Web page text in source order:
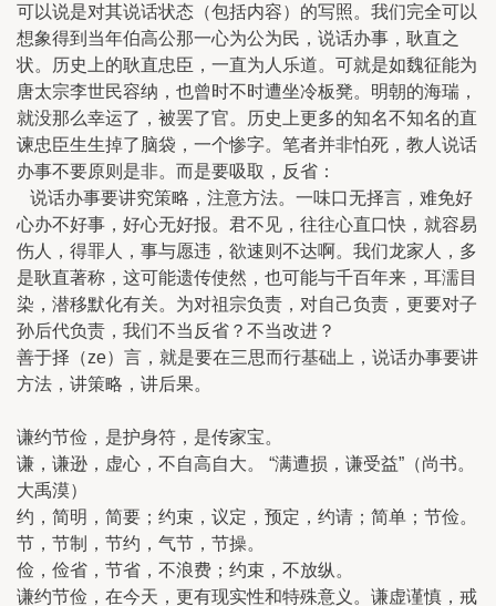
可以说是对其说话状态（包括内容）的写照。我们完全可以
想象得到当年伯高公那一心为公为民，说话办事，耿直之
状。历史上的耿直忠臣，一直为人乐道。可就是如魏征能为
唐太宗李世民容纳，也曾时不时遭坐冷板凳。明朝的海瑞，
就没那么幸运了，被罢了官。历史上更多的知名不知名的直
谏忠臣生生掉了脑袋，一个惨字。笔者并非怕死，教人说话
办事不要原则是非。而是要吸取，反省：
说话办事要讲究策略，注意方法。一味口无择言，难免好
心办不好事，好心无好报。君不见，往往心直口快，就容易
伤人，得罪人，事与愿违，欲速则不达啊。我们龙家人，多
是耿直著称，这可能遗传使然，也可能与千百年来，耳濡目
染，潜移默化有关。为对祖宗负责，对自己负责，更要对子
孙后代负责，我们不当反省？不当改进？
善于择（ze）言，就是要在三思而行基础上，说话办事要讲
方法，讲策略，讲后果。
谦约节俭，是护身符，是传家宝。
谦，谦逊，虚心，不自高自大。 “满遭损，谦受益”（尚书。
大禹漠）
约，简明，简要；约束，议定，预定，约请；简单；节俭。
节，节制，节约，气节，节操。
俭，俭省，节省，不浪费；约束，不放纵。
谦约节俭，在今天，更有现实性和特殊意义。谦虚谨慎，戒